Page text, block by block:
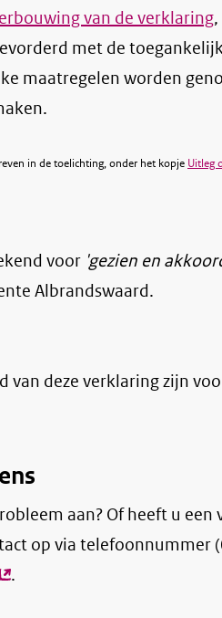
van de verklaring
met de
maatregelen worden
in de toelichting, onder het kopje Uitleg
voor 'gezien en
Albrandswaard.
deze verklaring zijn
aan? Of heeft u een
op via telefoonnummer
(externe
.